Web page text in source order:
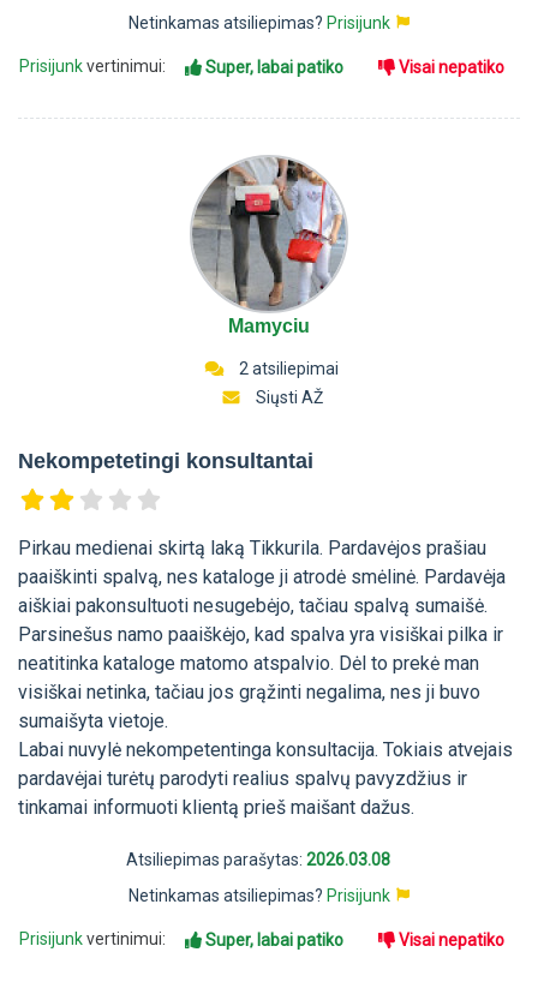
Netinkamas atsiliepimas? Prisijunk
Prisijunkvertinimui: Super, labai patiko Visai nepatiko
Mamyciu
2 atsiliepimai
Siųsti AŽ
Nekompetetingi konsultantai
Pirkau medienai skirtą laką Tikkurila. Pardavėjos prašiau
paaiškinti spalvą, nes kataloge ji atrodė smėlinė. Pardavėja
aiškiai pakonsultuoti nesugebėjo, tačiau spalvą sumaišė.
Parsinešus namo paaiškėjo, kad spalva yra visiškai pilka ir
neatitinka kataloge matomo atspalvio. Dėl to prekė man
visiškai netinka, tačiau jos grąžinti negalima, nes ji buvo
sumaišyta vietoje.
Labai nuvylė nekompetentinga konsultacija. Tokiais atvejais
pardavėjai turėtų parodyti realius spalvų pavyzdžius ir
tinkamai informuoti klientą prieš maišant dažus.
Atsiliepimas parašytas: 2026.03.08
Netinkamas atsiliepimas? Prisijunk
Prisijunkvertinimui: Super, labai patiko Visai nepatiko